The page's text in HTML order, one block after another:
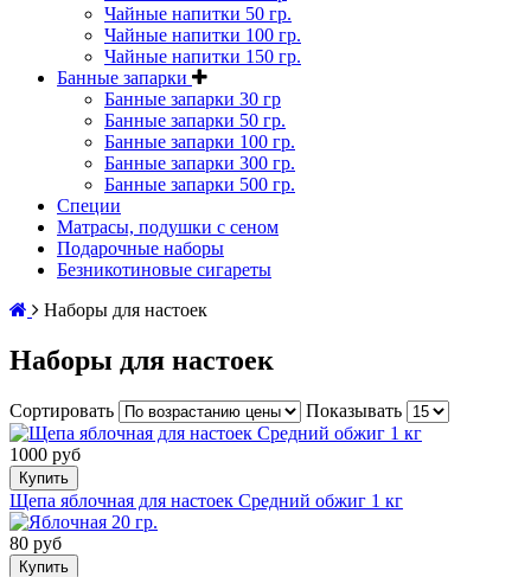
Чайные напитки 50 гр.
Чайные напитки 100 гр.
Чайные напитки 150 гр.
Банные запарки
Банные запарки 30 гр
Банные запарки 50 гр.
Банные запарки 100 гр.
Банные запарки 300 гр.
Банные запарки 500 гр.
Специи
Матрасы, подушки с сеном
Подарочные наборы
Безникотиновые сигареты
Наборы для настоек
Наборы для настоек
Сортировать Показывать
1000 руб
Купить
Щепа яблочная для настоек Средний обжиг 1 кг
80 руб
Купить